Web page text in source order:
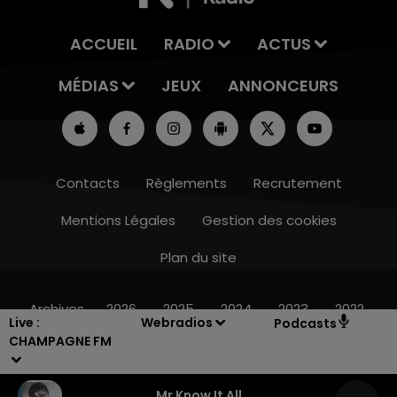
Live :
CHAMPAGNE FM
Webradios Podcasts
ACCUEIL RADIO
ACTUS
MÉDIAS
JEUX ANNONCEURS
Contacts Règlements
Recrutement
Mentions Légales
Gestion des cookies
Plan du site
Archives 2026 2025 2024 2023 2022